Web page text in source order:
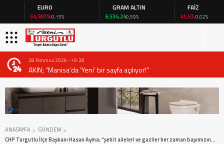
EURO
54,9079-0,15%
GRAM ALTIN
6.534,240,59%
FAİZ
41,53 -0,02%
28 Temmuz 2026 - 19:28
AKIN; “Manisa’da ‘Yeni’ bir sayfa açılıyor!”
ANASAYFA
GÜNDEM
CHP Turgutlu İlçe Başkanı Hasan Ayma; “şehit aileleri ve gaziler her zaman başımızın